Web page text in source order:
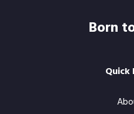
Born
Quick